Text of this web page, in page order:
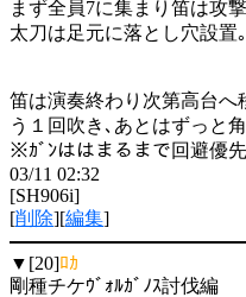
まず全員7に集まり笛は攻
太刀は足元に落とし穴設置｡
笛は演奏終わり次第高台へ
う１回吹き､あとはずっと
※ｶﾞﾝははまるまで回避優
03/11 02:32
[SH906i]
[削除][編集]
▼[20]ﾛｶ
剛種チケｳﾞｫﾙｶﾞﾉｽ討伐編